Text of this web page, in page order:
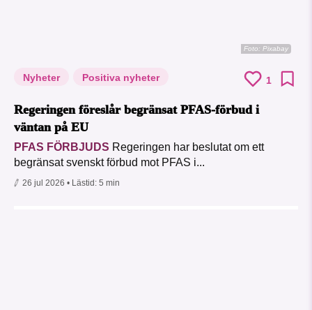
Foto: Pixabay
Nyheter Positiva nyheter 1
Regeringen föreslår begränsat PFAS-förbud i
väntan på EU
PFAS FÖRBJUDS Regeringen har beslutat om ett
begränsat svenskt förbud mot PFAS i...
26 jul 2026 • Lästid: 5 min